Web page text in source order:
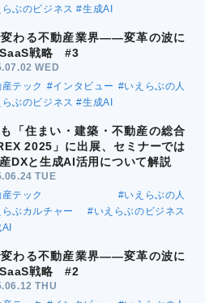
ぶのビジネス #生成AI
わる不動産業界――変革の波に
戦略 #3
WED
テック #インタビュー #いえらぶの人
ぶのビジネス #生成AI
「住まい・建築・不動産の総合
2025」に出展、セミナーでは
DXと生成AI活用について解説
TUE
テック
#いえらぶの人
ぶカルチャー
#いえらぶのビジネス
わる不動産業界――変革の波に
戦略 #2
THU